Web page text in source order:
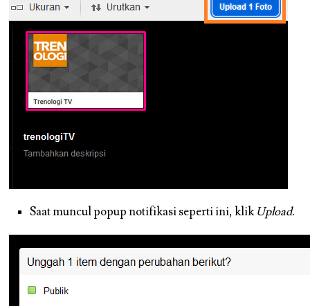
Saat muncul popup notifikasi seperti ini, klikUpload.